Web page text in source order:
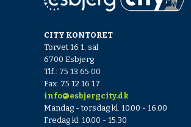
CITY KONTORET
Torvet 16 1. sal
6700 Esbjerg
Tlf.: 75 13 65 00
Fax: 75 12 16 17
info@esbjergcity.dk
Mandag - torsdag kl. 10.00 - 16.00
Fredag kl. 10.00 - 15.30